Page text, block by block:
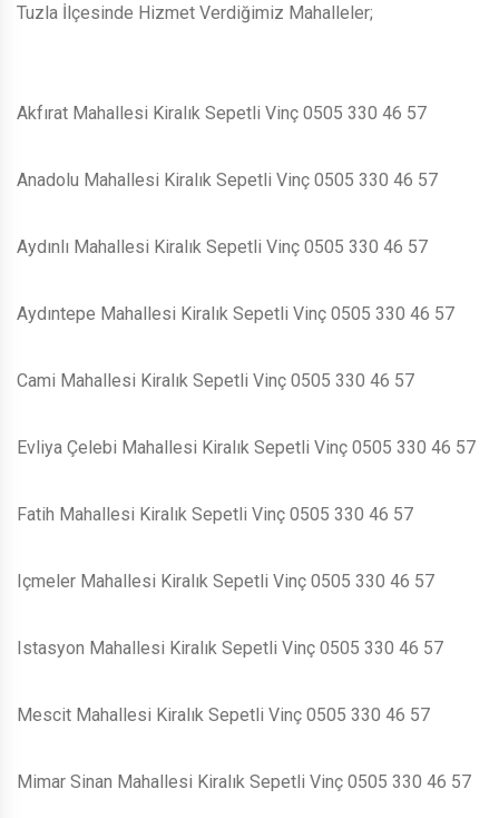
Tuzla İlçesinde Hizmet Verdiğimiz Mahalleler;
Akfırat Mahallesi Kiralık Sepetli Vinç 0505 330 46 57
Anadolu Mahallesi Kiralık Sepetli Vinç 0505 330 46 57
Aydınlı Mahallesi Kiralık Sepetli Vinç 0505 330 46 57
Aydıntepe Mahallesi Kiralık Sepetli Vinç 0505 330 46 57
Cami Mahallesi Kiralık Sepetli Vinç 0505 330 46 57
Evliya Çelebi Mahallesi Kiralık Sepetli Vinç 0505 330 46 57
Fatih Mahallesi Kiralık Sepetli Vinç 0505 330 46 57
Içmeler Mahallesi Kiralık Sepetli Vinç 0505 330 46 57
Istasyon Mahallesi Kiralık Sepetli Vinç 0505 330 46 57
Mescit Mahallesi Kiralık Sepetli Vinç 0505 330 46 57
Mimar Sinan Mahallesi Kiralık Sepetli Vinç 0505 330 46 57